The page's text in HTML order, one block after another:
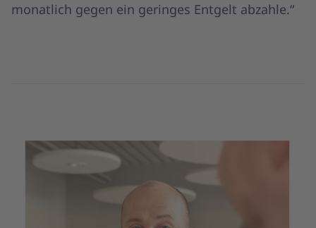
monatlich gegen ein geringes Entgelt abzahle.“